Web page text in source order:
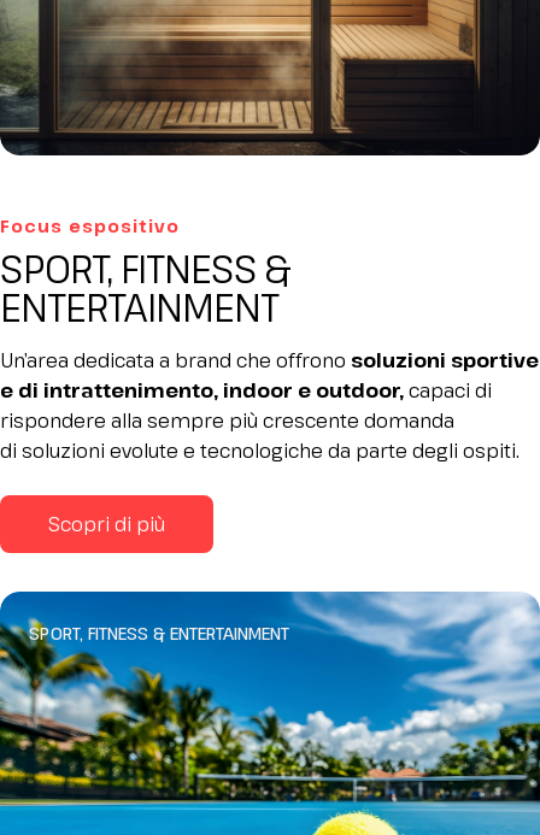
Focus espositivo
SPORT, FITNESS &
ENTERTAINMENT
Un’area dedicata a brand che offrono soluzioni sportive
e di intrattenimento, indoor e outdoor,capaci di
rispondere alla sempre più crescente domanda
di soluzioni evolute e tecnologiche da parte degli ospiti.
Scopri di più
SPORT, FITNESS & ENTERTAINMENT